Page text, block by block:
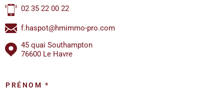
02 35 22 00 22
f.haspot@hmimmo-pro.com
45 quai Southampton
76600 Le Havre
PRÉNOM *